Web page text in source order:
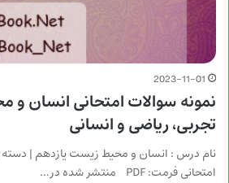
2023-11-01
نمونه سوالات امتحانی انسان
تجربی، ریاضی و انسانی
نام درس : انسان و محیط زیست یازدهم | دسته
امتحانی فرمت: PDF منتشر شده در…